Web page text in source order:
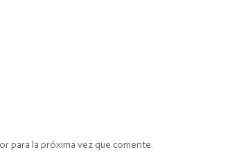
para la próxima vez que comente.